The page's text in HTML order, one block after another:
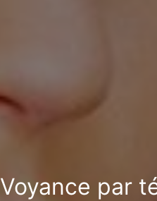
Voyance par